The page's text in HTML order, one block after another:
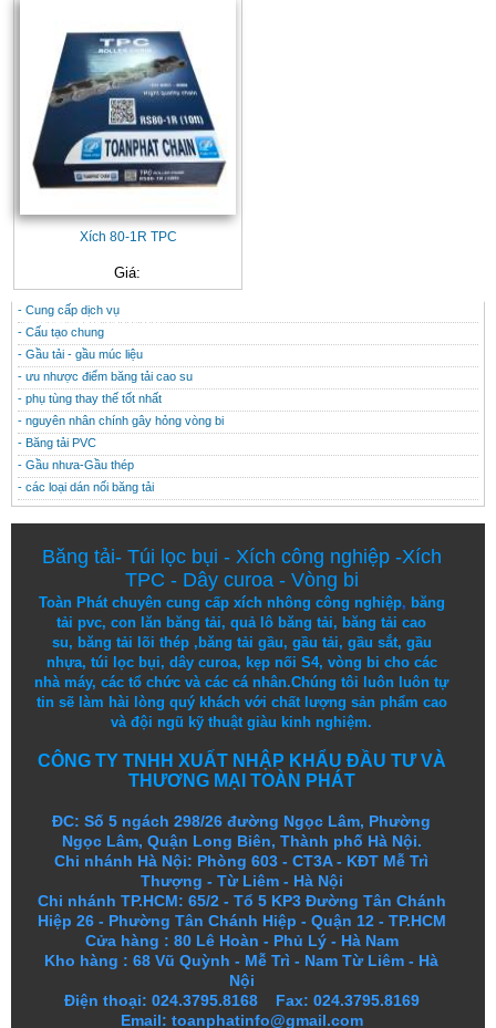
Xích 80-1R TPC
Giá:
CONTACT
THÔNG TIN HỮU ÍCH
- Cung cấp dịch vụ
- Cấu tạo chung
- Gầu tải - gầu múc liệu
- ưu nhược điểm băng tải cao su
- phụ tùng thay thế tốt nhất
- nguyên nhân chính gây hỏng vòng bi
- Băng tải PVC
- Gầu nhưa-Gầu thép
- các loại dán nối băng tải
Băng tải- Túi lọc bụi - Xích công nghiệp-Xích
TPC - Dây curoa - Vòng bi
Toàn Phát chuyên cung cấp xích nhông công nghiệp, băng
tải pvc,con lăn băng tải,quả lô băng tải, băng tải cao
su, băng tải lõi thép,băng tải gầu, gầu tải, gầu sắt, gầu
nhựa, túi lọc bụi, dây curoa, kẹp nối S4, vòng bi cho các
nhà máy, các tổ chức và các cá nhân.Chúng tôi luôn luôn tự
tin sẽ làm hài lòng quý khách với chất lượng sảnphẩm cao
và đội ngũ kỹ thuật giàu kinh nghiệm.
CÔNG TY TNHH XUẤT NHẬP KHẨU ĐẦU TƯ VÀ
THƯƠNG MẠI TOÀN PHÁT
ĐC: Số 5 ngách 298/26 đường Ngọc Lâm, Phường
Ngọc Lâm, Quận Long Biên, Thành phố Hà Nội.
Chi nhánh Hà Nội: Phòng 603 - CT3A - KĐT Mễ Trì
Thượng - Từ Liêm - Hà Nội
Chi nhánh TP.HCM: 65/2 - Tổ 5 KP3 Đường Tân Chánh
Hiệp 26 - Phường Tân Chánh Hiệp - Quận 12 - TP.HCM
Cửa hàng : 80 Lê Hoàn - Phủ Lý - Hà Nam
Kho hàng :68 Vũ Quỳnh - Mễ Trì - Nam Từ Liêm - Hà
Nội
Điện thoại: 024.3795.8168 Fax: 024.3795.8169
Email: toanphatinfo@gmail.com